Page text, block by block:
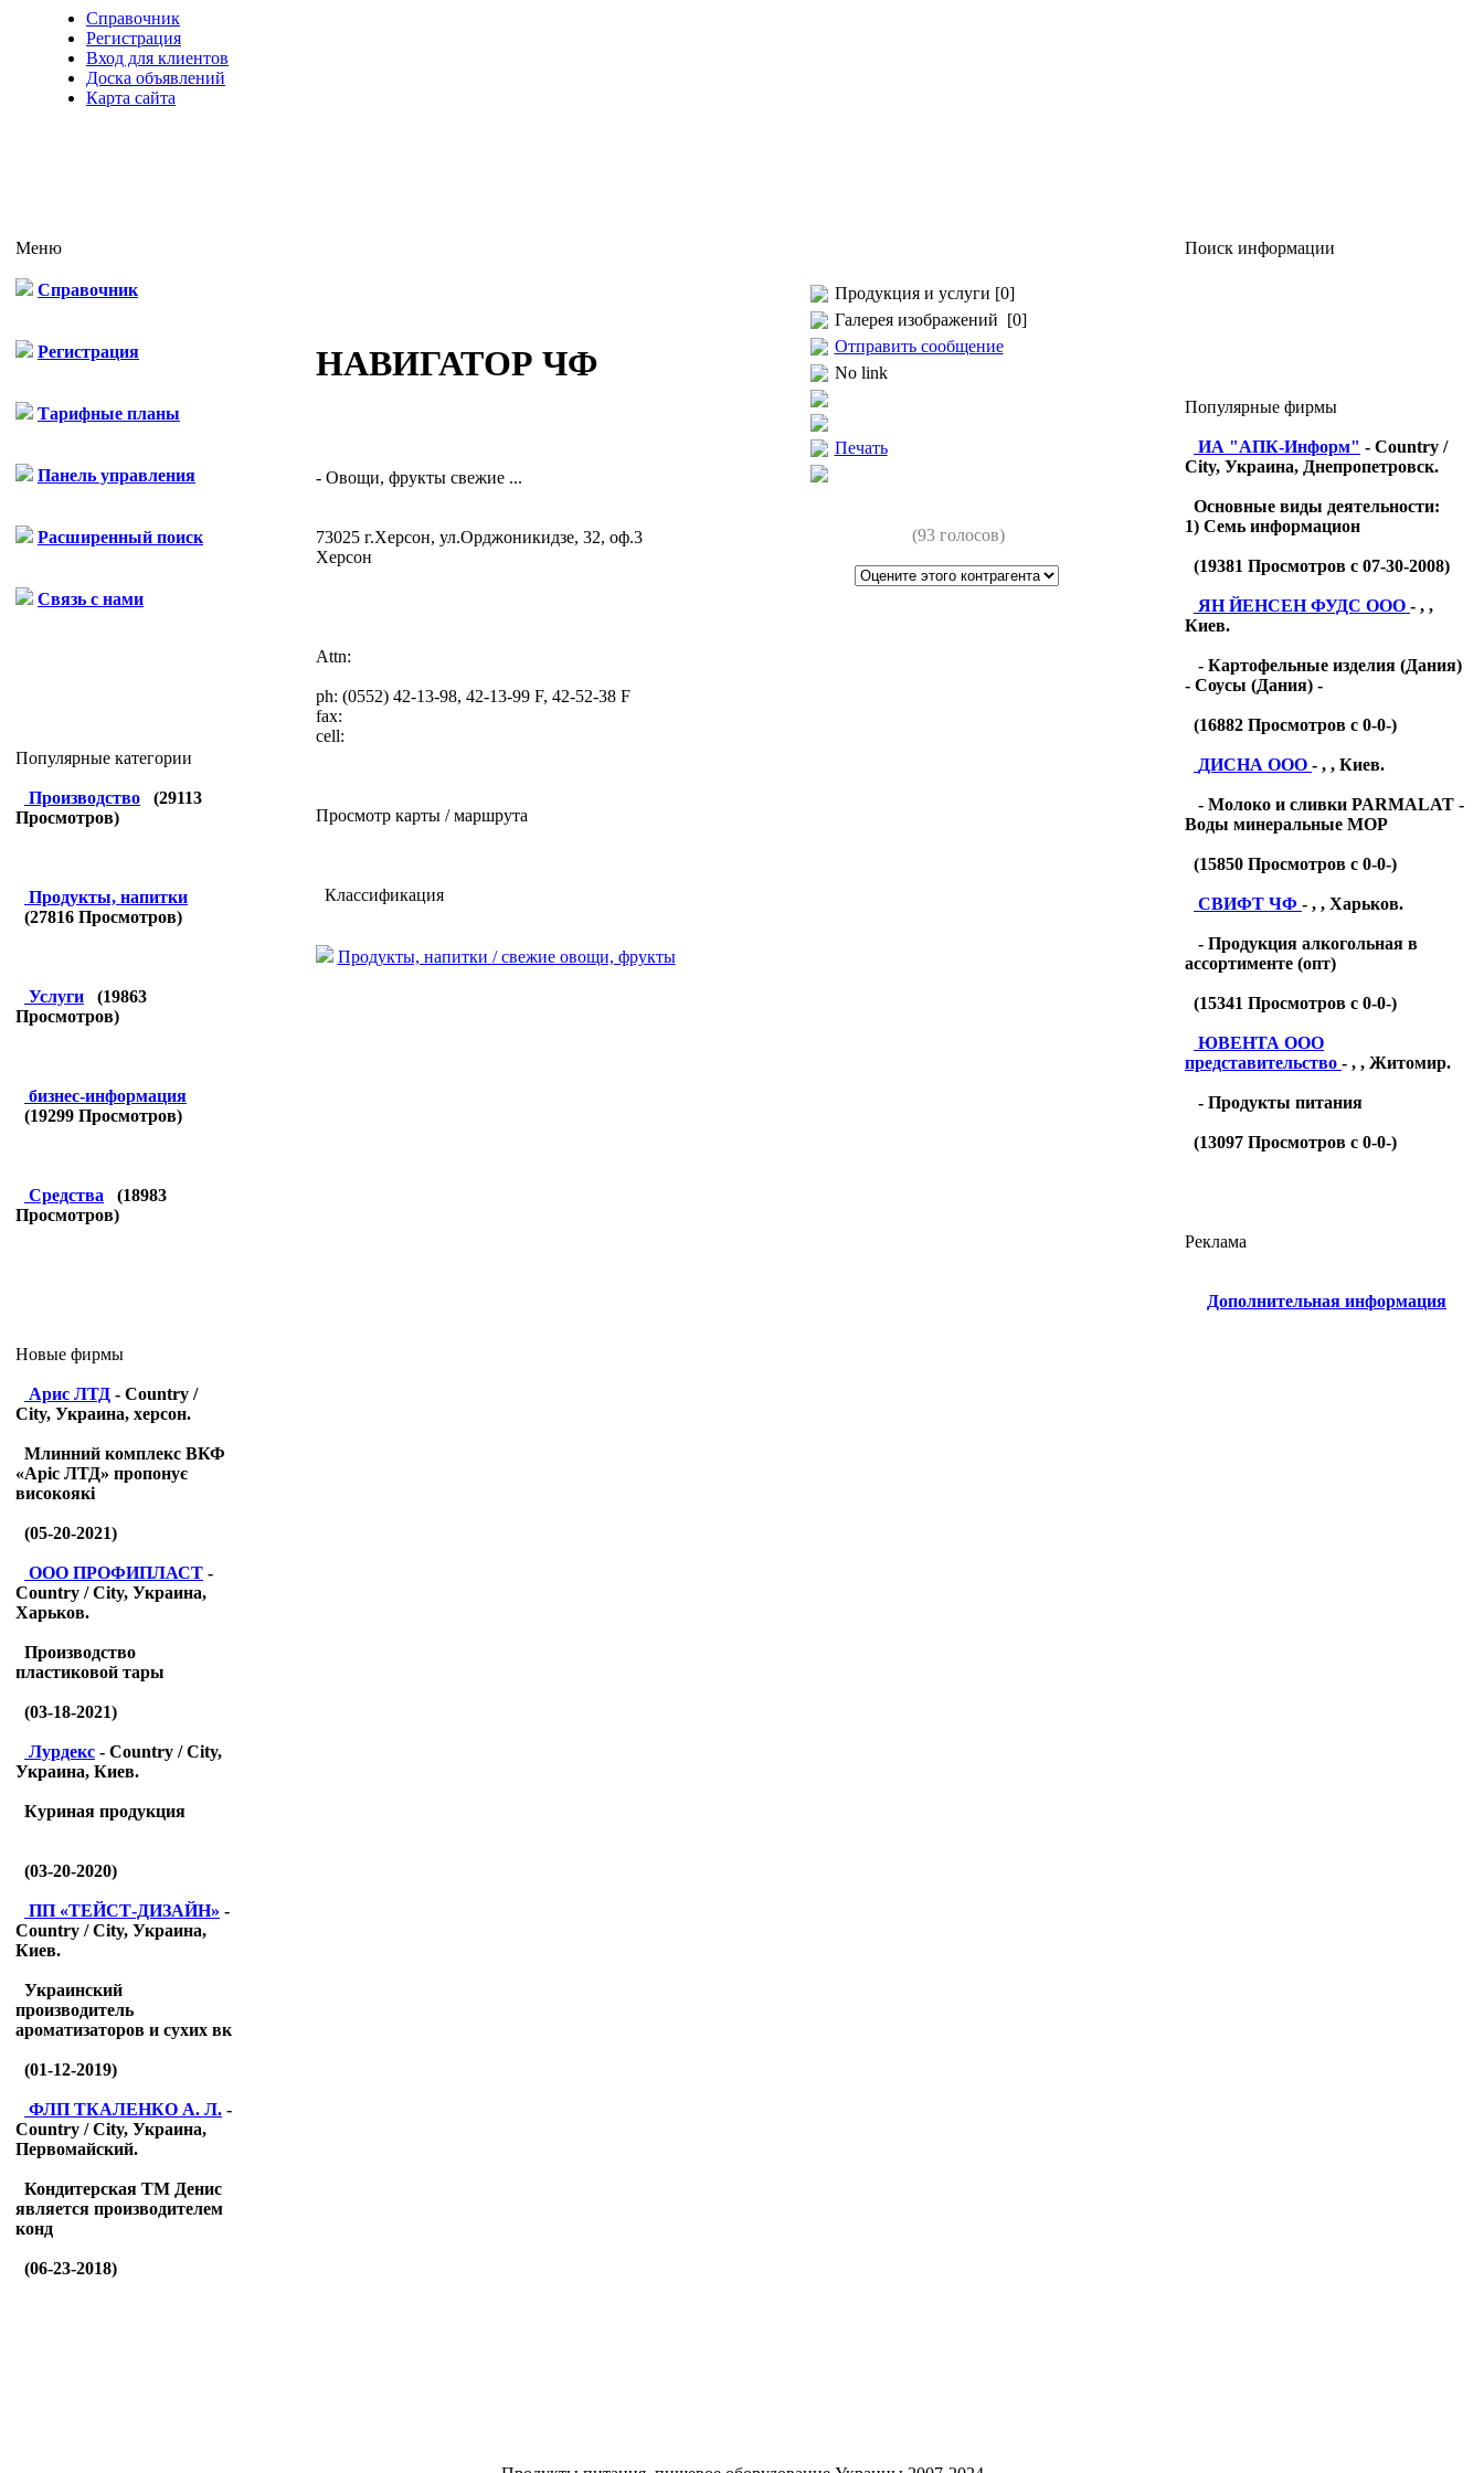
Справочник
Регистрация
Вход для клиентов
Доска объявлений
Карта сайта
Меню
Справочник
Регистрация
Тарифные планы
Панель управления
Расширенный поиск
Связь с нами
Популярные категории
Производство (29113
Просмотров)
Продукты, напитки
(27816 Просмотров)
Услуги (19863
Просмотров)
бизнес-информация
(19299 Просмотров)
Средства (18983
Просмотров)
Новые фирмы
Арис ЛТД - Country /
City, Украина, херсон.
Млинний комплекс ВКФ
«Аріс ЛТД» пропонує
високоякі
(05-20-2021)
ООО ПРОФИПЛАСТ -
Country / City, Украина,
Харьков.
Производство
пластиковой тары
(03-18-2021)
Лурдекс - Country / City,
Украина, Киев.
Куриная продукция
(03-20-2020)
ПП «ТЕЙСТ-ДИЗАЙН» -
Country / City, Украина,
Киев.
Украинский
производитель
ароматизаторов и сухих вк
(01-12-2019)
ФЛП ТКАЛЕНКО А. Л. -
Country / City, Украина,
Первомайский.
Кондитерская ТМ Денис
является производителем
конд
(06-23-2018)
НАВИГАТОР ЧФ
- Овощи, фрукты свежие ...
73025 г.Херсон, ул.Орджоникидзе, 32, оф.3
Херсон
Attn:
ph: (0552) 42-13-98, 42-13-99 F, 42-52-38 F
fax:
cell:
Просмотр карты / маршрута
Классификация
Продукты, напитки / свежие овощи, фрукты
Продукция и услуги [0]
Галерея изображений [0]
Отправить сообщение
No link
Печать
(93 голосов)
Поиск информации
Популярные фирмы
ИА "АПК-Информ" - Country /
City, Украина, Днепропетровск.
Основные виды деятельности:
1) Семь информацион
(19381 Просмотров с 07-30-2008)
ЯН ЙЕНСЕН ФУДС ООО - , ,
Киев.
- Картофельные изделия (Дания)
- Соусы (Дания) -
(16882 Просмотров с 0-0-)
ДИСНА ООО - , , Киев.
- Молоко и сливки PARMALAT -
Воды минеральные МОР
(15850 Просмотров с 0-0-)
СВИФТ ЧФ - , , Харьков.
- Продукция алкогольная в
ассортименте (опт)
(15341 Просмотров с 0-0-)
ЮВЕНТА ООО
представительство - , , Житомир.
- Продукты питания
(13097 Просмотров с 0-0-)
Реклама
Дополнительная информация